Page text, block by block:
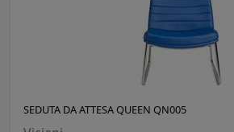
SEDUTA DA ATTESA QUEEN QN005